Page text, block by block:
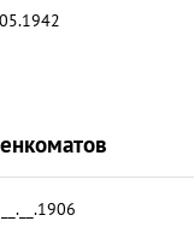
__.__.1906